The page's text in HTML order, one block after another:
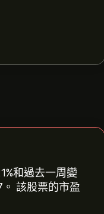
和過去一周變
該股票的市盈